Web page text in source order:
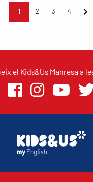
1 2 3 4
el Kids&Us Manresa a